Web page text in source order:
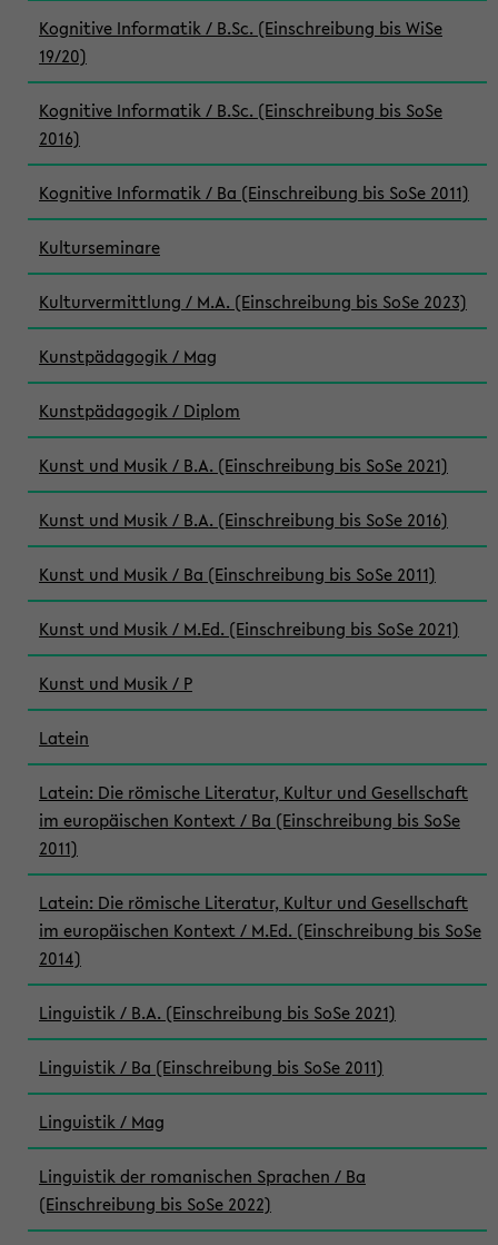
Kognitive Informatik / B.Sc. (Einschreibung bis WiSe
19/20)
Kognitive Informatik / B.Sc. (Einschreibung bis SoSe
2016)
Kognitive Informatik / Ba (Einschreibung bis SoSe 2011)
Kulturseminare
Kulturvermittlung / M.A. (Einschreibung bis SoSe 2023)
Kunstpädagogik / Mag
Kunstpädagogik / Diplom
Kunst und Musik / B.A. (Einschreibung bis SoSe 2021)
Kunst und Musik / B.A. (Einschreibung bis SoSe 2016)
Kunst und Musik / Ba (Einschreibung bis SoSe 2011)
Kunst und Musik / M.Ed. (Einschreibung bis SoSe 2021)
Kunst und Musik / P
Latein
Latein: Die römische Literatur, Kultur und Gesellschaft
im europäischen Kontext / Ba (Einschreibung bis SoSe
2011)
Latein: Die römische Literatur, Kultur und Gesellschaft
im europäischen Kontext / M.Ed. (Einschreibung bis SoSe
2014)
Linguistik / B.A. (Einschreibung bis SoSe 2021)
Linguistik / Ba (Einschreibung bis SoSe 2011)
Linguistik / Mag
Linguistik der romanischen Sprachen / Ba
(Einschreibung bis SoSe 2022)